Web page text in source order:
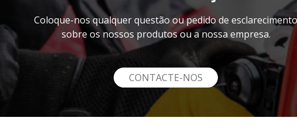
Coloque-nos qualquer questão ou pedido de esclarecimento
sobre os nossos produtos ou a nossa empresa.
CONTACTE-NOS